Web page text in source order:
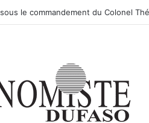
Ma’anshan entre dans la phase